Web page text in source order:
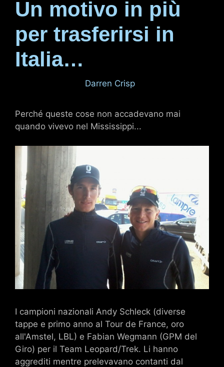
Un motivo in più
per trasferirsi in
Italia…
Darren Crisp
Perché queste cose non accadevano mai
quando vivevo nel Mississippi...
I campioni nazionali Andy Schleck (diverse
tappe e primo anno al Tour de France, oro
all'Amstel, LBL) e Fabian Wegmann (GPM del
Giro) per il Team Leopard/Trek. Li hanno
aggrediti mentre prelevavano contanti dal